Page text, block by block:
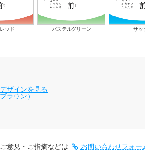
ッド パステルグリーン サッ
ザインを見る
ラウン）
意見・ご指摘などは お問い合わせフォー